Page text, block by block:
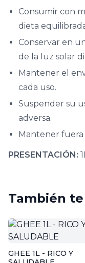
Consumir con
dieta
Conservar en
de la luz solar
Mantener el
cada uso.
Suspender su
adversa.
Mantener fuera
PRESENTACIÓN:
También
GHEE 1L - RICO Y